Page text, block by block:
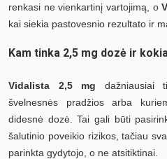
renkasi ne vienkartinį vartojimą, o
kai siekia pastovesnio rezultato ir
Kam tinka 2,5 mg dozė ir
Vidalista 2,5 mg dažniausiai
švelnesnės pradžios arba
didesnė dozė. Tai gali būti
šalutinio poveikio rizikos, tačiau
parinkta gydytojo, o ne atsitiktinai.